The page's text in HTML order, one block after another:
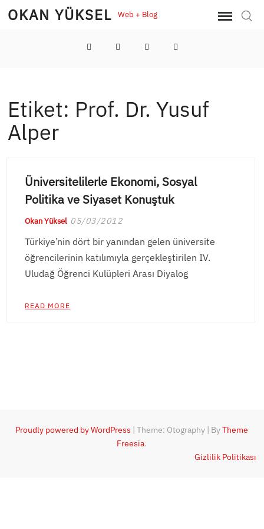
SkipOKAN YÜKSEL Web + Blog
LinkedInTwitterInstagramYouTube
Etiket: Prof. Dr. Yusuf
Alper
Üniversitelilerle Ekonomi, Sosyal
Politika ve Siyaset Konuştuk
Okan Yüksel 05/03/2012
Türkiye’nin dört bir yanından gelen üniversite
öğrencilerinin katılımıyla gerçekleştirilen IV.
Uludağ Öğrenci Kulüpleri Arası Diyalog
READ MORE
Proudly powered by WordPress |Theme: Otography | ByTheme
Freesia.
Gizlilik Politikası